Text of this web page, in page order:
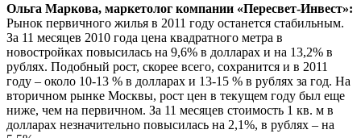
Ольга Маркова, маркетолог компании «Пересвет-Инвест»:
Рынок первичного жилья в 2011 году останется стабильным.
За 11 месяцев 2010 года цена квадратного метра в
новостройках повысилась на 9,6% в долларах и на 13,2% в
рублях. Подобный рост, скорее всего, сохранится и в 2011
году – около 10-13 % в долларах и 13-15 % в рублях за год. На
вторичном рынке Москвы, рост цен в текущем году был еще
ниже, чем на первичном. За 11 месяцев стоимость 1 кв. м в
долларах незначительно повысилась на 2,1%, в рублях – на